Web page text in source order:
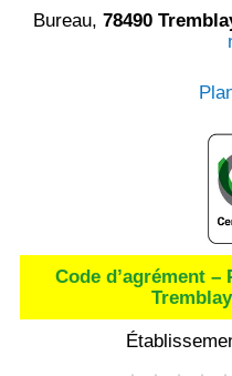
Bureau, 78490
Code d’agrément –